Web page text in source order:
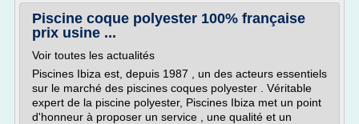
Piscine coque polyester 100% française
prix usine ...
Voir toutes les actualités
Piscines Ibiza est, depuis 1987 , un des acteurs essentiels
sur le marché des piscines coques polyester . Véritable
expert de la piscine polyester, Piscines Ibiza met un point
d'honneur à proposer un service , une qualité et un